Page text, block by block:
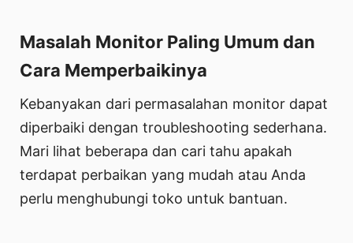
Masalah Monitor Paling Umum dan
Cara Memperbaikinya
Kebanyakan dari permasalahan monitor dapat
diperbaiki dengan troubleshooting sederhana.
Mari lihat beberapa dan cari tahu apakah
terdapat perbaikan yang mudah atau Anda
perlu menghubungi toko untuk bantuan.